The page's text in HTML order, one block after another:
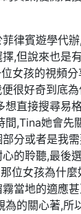
律賓遊學代
,但說來也是
女孩的視頻
很好奇到底
想直接搜尋易
間,Tina她會先
分或者是我
的聆聽,最後
位女孩為什
當地的適應
為的關心著,所